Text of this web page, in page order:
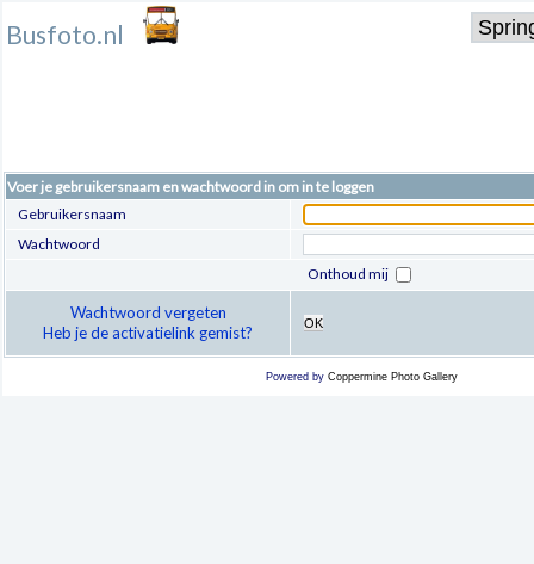
Busfoto.nl
Voer je gebruikersnaam en wachtwoord in om in te loggen
Gebruikersnaam
Wachtwoord
Onthoud mij
Wachtwoord vergeten
Heb je de activatielink gemist?
OK
Powered by Coppermine Photo Gallery